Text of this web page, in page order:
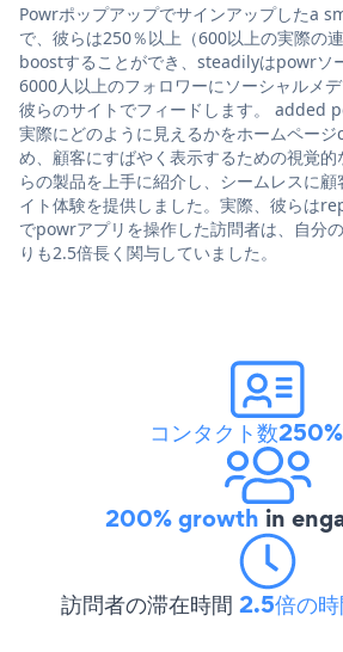
Powrポップアップでサインアップしたa
で、彼らは250％以上（600以上の実際の
boostすることができ、steadilyはpowrソ
6000人以上のフォロワーにソーシャルメ
彼らのサイトでフィードします。 added
実際にどのように見えるかをホームペー
め、顧客にすばやく表示するための視覚
らの製品を上手に紹介し、シームレスに
イト体験を提供しました。実際、彼らは
でpowrアプリを操作した訪問者は、自分
りも2.5倍長く関与していました。
コンタクト数
200% growth in
訪問者の滞在時間 2.5倍の